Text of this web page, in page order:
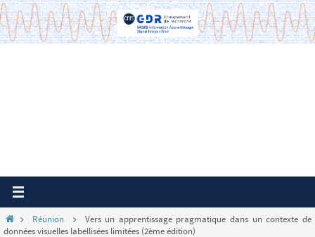
Passer
vers
le
HomeRéunion
Vers un apprentissage pragmatique dans un contexte de
données visuelles labellisées limitées (2ème édition)